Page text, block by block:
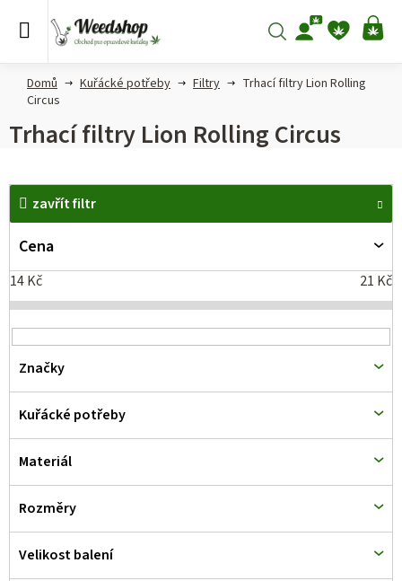
Hledat
Domů Kuřácké potřeby Filtry
Trhací filtry Lion Rolling
Circus
Trhací filtry Lion Rolling Circus
zavřít filtr
Cena
14Kč 21 Kč
Značky
Kuřácké potřeby
Materiál
Rozměry
Velikost balení
V
p
i
s
p
r
o
d
u
k
t
ů